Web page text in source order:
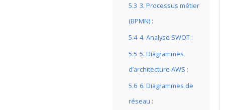
5.3 3. Processus métier
(BPMN) :
5.4 4. Analyse SWOT :
5.5 5. Diagrammes
d’architecture AWS :
5.6 6. Diagrammes de
réseau :